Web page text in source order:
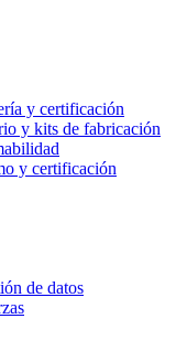
y certificación
y kits de fabricación
y certificación
de datos